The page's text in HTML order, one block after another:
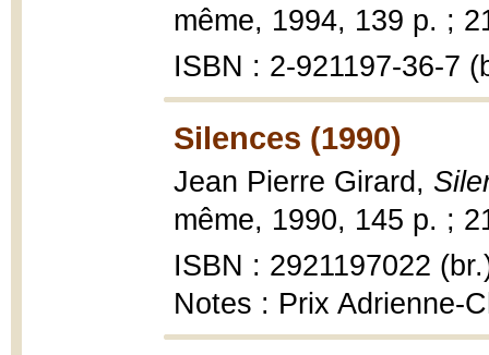
même, 1994, 139 p. ;
ISBN : 2-921197-36-7
Silences (1990)
Jean Pierre Girard,
même, 1990, 145 p. ;
ISBN : 2921197022
Notes : Prix Adrienne-